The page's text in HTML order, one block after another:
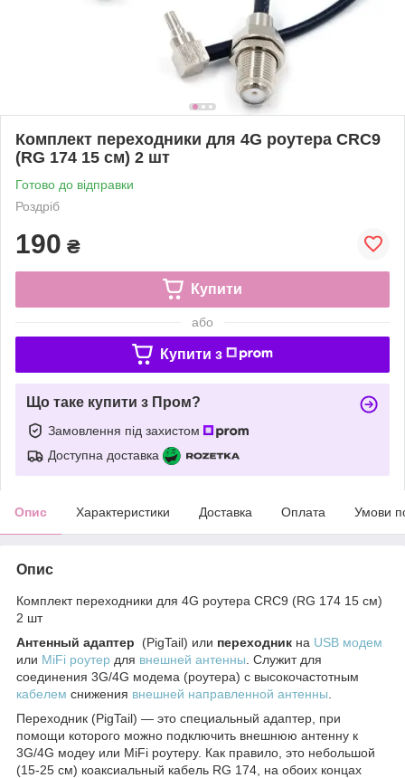
Комплект переходники для 4G роутера CRC9
(RG 174 15 см) 2 шт
Готово до відправки
Роздріб
190 ₴
Купити
або
Купити з
Що таке купити з Пром?
Замовлення під захистом
Доступна доставка
Опис Характеристики Доставка Оплата Умови
Опис
Комплект переходники для 4G роутера CRC9 (RG 174 15 см)
2 шт
Антенный адаптер
(PigTail) или переходник на USB модем
или MiFi роутер для внешней антенны . Служит для
соединения 3G/4G модема (роутера) с высокочастотным
кабелем снижения внешней направленной антенны
Переходник (PigTail) — это специальный адаптер, при
помощи которого можно подключить внешнюю антенну к
3G/4G модеу или MiFi роутеру. Как правило, это небольшой
(15-25 см) коаксиальный кабель RG 174, на обоих концах